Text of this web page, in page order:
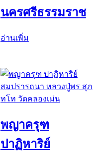
นครศรีธรรมราช
อ่านเพิ่ม
พญาครุฑ
ปาฏิหาริย์